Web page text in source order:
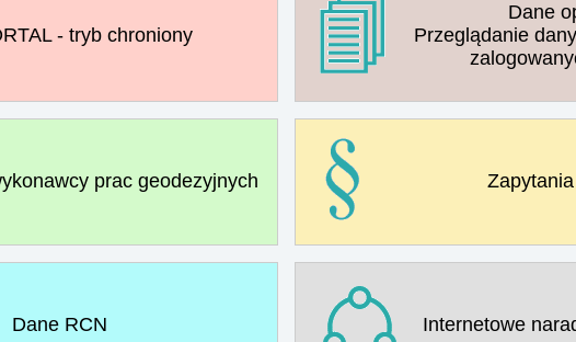
- tryb chroniony
Dane
Przeglądanie
prac geodezyjnych
Dane RCN Internetowe